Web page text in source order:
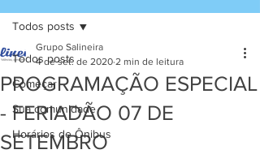
Todos posts
Começar
Sua comunidade
Horários de Ônibus
Todos posts
PROGRAMAÇÃO ESPECIAL
- FERIADÃO 07 DE
SETEMBRO
Grupo Salineira
4 de set. de 2020 2 min de leitura